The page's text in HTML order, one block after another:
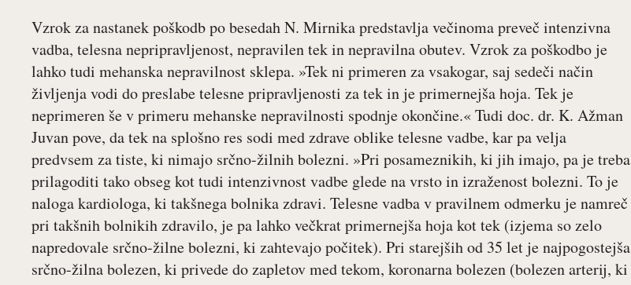
Vzrok za nastanek poškodb po besedah N. Mirnika predstavlja večinoma preveč intenzivna
vadba, telesna nepripravljenost, nepravilen tek in nepravilna obutev. Vzrok za poškodbo je
lahko tudi mehanska nepravilnost sklepa. »Tek ni primeren za vsakogar, saj sedeči način
življenja vodi do preslabe telesne pripravljenosti za tek in je primernejša hoja. Tek je
neprimeren še v primeru mehanske nepravilnosti spodnje okončine.« Tudi doc. dr. K. Ažman
Juvan pove, da tek na splošno res sodi med zdrave oblike telesne vadbe, kar pa velja
predvsem za tiste, ki nimajo srčno-žilnih bolezni. »Pri posameznikih, ki jih imajo, pa je treba
prilagoditi tako obseg kot tudi intenzivnost vadbe glede na vrsto in izraženost bolezni. To je
naloga kardiologa, ki takšnega bolnika zdravi. Telesne vadba v pravilnem odmerku je namreč
pri takšnih bolnikih zdravilo, je pa lahko večkrat primernejša hoja kot tek (izjema so zelo
napredovale srčno-žilne bolezni, ki zahtevajo počitek). Pri starejših od 35 let je najpogostejša
srčno-žilna bolezen, ki privede do zapletov med tekom, koronarna bolezen (bolezen arterij, ki